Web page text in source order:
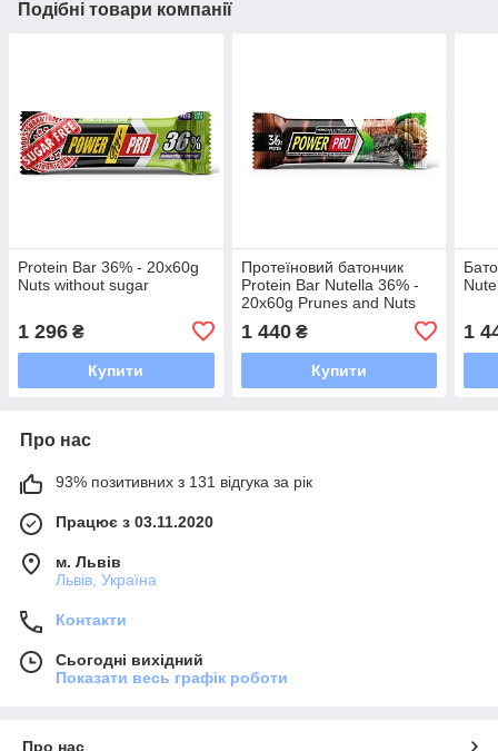
Подібні товари компанії
Protein Bar 36% - 20x60g
Nuts without sugar
1 296 ₴
Купити
Протеїновий батончик
Protein Bar Nutella 36% -
20x60g Prunes and Nuts
1 440₴
Купити
1
Про нас
93% позитивних з 131 відгука за рік
Працює з 03.11.2020
м. Львів
Львів, Україна
Контакти
Сьогодні вихідний
Показати весь графік роботи
Про нас